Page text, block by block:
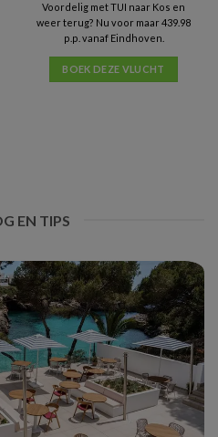
Voordelig met TUI naar Kos en
weer terug? Nu voor maar 439.98
p.p. vanaf Eindhoven.
BOEK DEZE VLUCHT
EN TIPS